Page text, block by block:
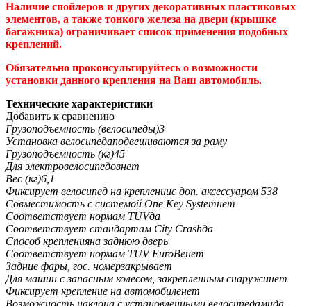
Наличие спойлеров и других декоративных пластиковых
элементов, а также тонкого железа на двери (крышке
багажника) ограничивает список применения подобных
креплений.
Обязательно проконсультируйтесь о возможности
установки данного крепления на Ваш автомобиль.
Технические характеристики
Добавить к сравнению
Грузоподъемность (велосипеды)3
Установка велосипедаподвешиваются за раму
Грузоподъемность (кг)45
Для электровелосипедовнет
Вес (кг)6,1
Фиксирует велосипед на креплениис доп. аксессуаром 538
Совместимость с системой One Key Systemнет
Соответствует нормам TUVда
Соответствует стандартам City Crashда
Способ крепленияна заднюю дверь
Соответствует нормам TUV EuroBeнет
Задние фары, гос. номерзакрывает
Для машин с запасным колесом, закрепленным снаружинет
Фиксирует крепление на автомобиленет